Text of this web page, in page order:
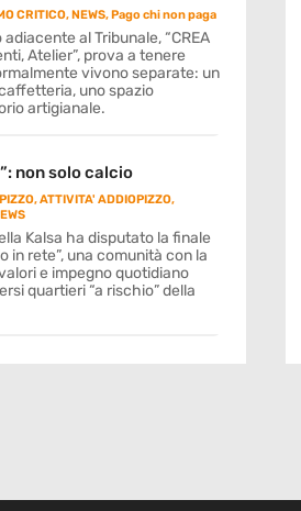
CRITICO, NEWS, Pago chi non paga
al Tribunale, “CREA
Atelier”, prova a tenere
vivono separate: un
uno spazio
artigianale.
non solo calcio
,ATTIVITA' ADDIOPIZZO,
Kalsa ha disputato la finale
in rete”, una comunità con la
e impegno quotidiano
quartieri “a rischio” della